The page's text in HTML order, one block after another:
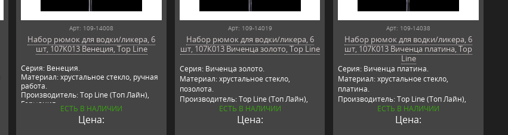
Арт: 109-14008
Набор рюмок для водки/ликера, 6
шт, 107К013 Венеция, Top Line
Серия: Венеция.
Материал: хрустальное стекло, ручная
работа.
Производитель: Top Line (Топ Лайн),
Германия. ЕСТЬ В НАЛИЧИИ
Цена:
Арт: 109-14019
Набор рюмок для водки/ликера, 6
шт, 107К013 Виченца золото, Top Line
Серия: Виченца золото.
Материал: хрустальное стекло,
позолота.
Производитель: Top Line (Топ Лайн),
ЕСТЬ В НАЛИЧИИ
Цена:
Арт: 109-14038
Набор рюмок для водки/ликера, 6
шт, 107К013 Виченца платина, Top
Line
Серия: Виченца платина.
Материал: хрустальное стекло,
платина.
Производитель: Top Line (Топ Лайн),
ЕСТЬ В НАЛИЧИИ
Цена: